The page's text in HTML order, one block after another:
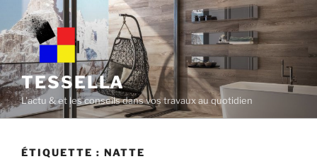
content
TESSELLA
L'actu & et les conseils dans vos travaux au quotidien
ÉTIQUETTE : NATTE